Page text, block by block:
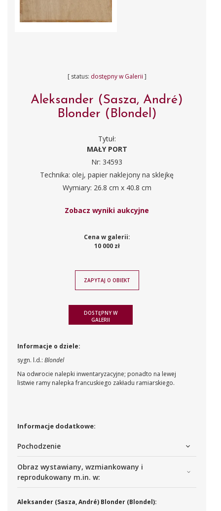
[ status: dostępny w Galerii ]
Aleksander (Sasza, André)
Blonder (Blondel)
Tytuł:
MAŁY PORT
Nr: 34593
Technika: olej, papier naklejony na sklejkę
Wymiary: 26.8 cm x 40.8 cm
Zobacz wyniki aukcyjne
Cena w galerii:
10 000 zł
ZAPYTAJ O OBIEKT
DOSTĘPNY W
GALERII
Informacje o dziele:
sygn. l.d.: Blondel
Na odwrocie nalepki inwentaryzacyjne; ponadto na lewej
listwie ramy nalepka francuskiego zakładu ramiarskiego.
Informacje dodatkowe:
Pochodzenie
Obraz wystawiany, wzmiankowany i
reprodukowany m.in. w:
Aleksander (Sasza, André) Blonder (Blondel):